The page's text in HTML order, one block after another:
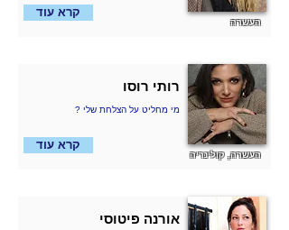
קרא עוד
העשרה
קרא עוד
העשרה, קולינריה
רותי רוסו
? מי מחליט על הצלחת שלי
אורנה פיטוסי